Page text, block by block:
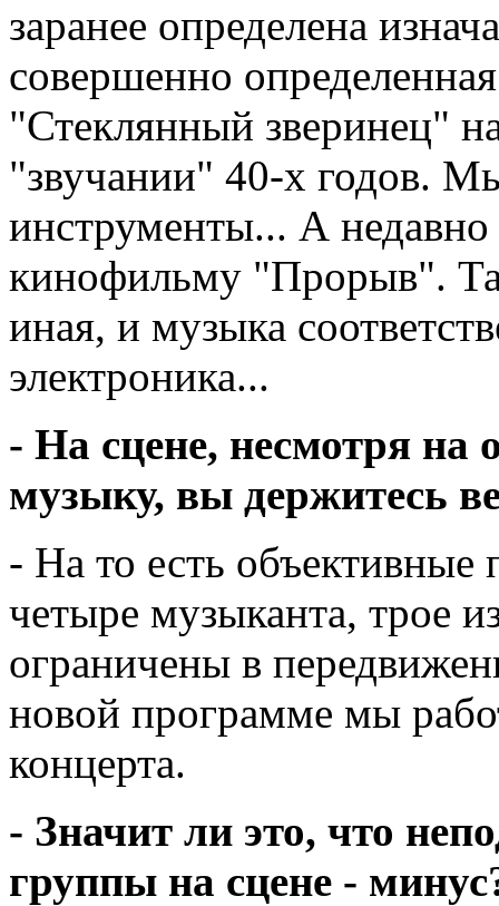
заранее определена
совершенно
"Стеклянный зверинец"
"звучании" 40-х годов.
инструменты... А
кинофильму "Прорыв".
иная, и музыка
электроника...
- На сцене, несмотря на
музыку, вы держитесь
- На то есть
четыре музыканта, трое
ограничены в
новой программе мы
концерта.
- Значит ли это, что
группы на сцене -